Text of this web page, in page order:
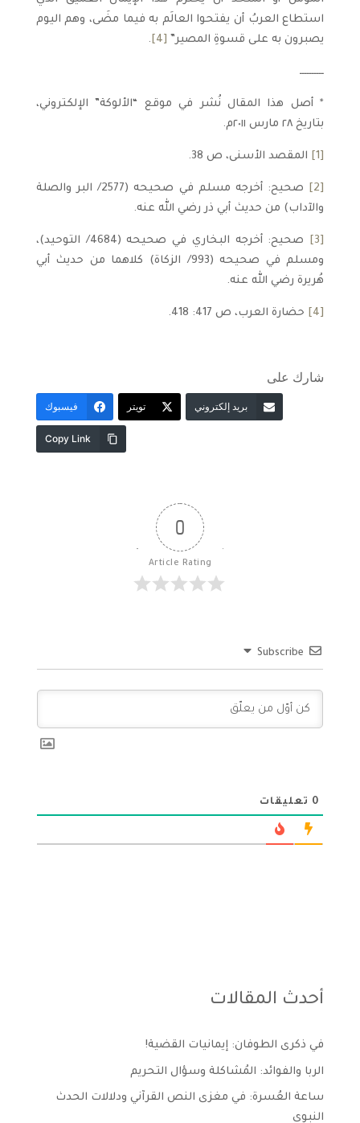
استطاع العربُ أن يفتحوا العالَم به فيما مضَى، وهم اليوم
يصبرون به على قسوةِ المصير” [4]
.
ــــــــــ
* أصل هذا المقال نُشر في موقع “الألوكة” الإلكتروني،
بتاريخ ٢٨ مارس ٢٠١١م.
[1] المقصد الأسنى، ص 38.
[2]
صحيح: أخرجه مسلم في صحيحه (2577/ البر والصلة
والآداب) من حديث أبي ذر رضي الله عنه.
[3]
صحيح: أخرجه البخاري في صحيحه (4684/ التوحيد)،
ومسلم في صحيحه (993/ الزكاة) كلاهما من حديث أبي
هُريرة رضي الله عنه.
[4] حضارة العرب، ص 417: 418.
شارك على
فيسبوك تويتر بريد إلكتروني
Copy Link
0
Article Rating
Subscribe
0 تعليقات
أحدث المقالات
في ذكرى الطوفان: إيمانيات القضية!
الربا والفوائد: المُشاكلة وسؤال التحريم
ساعة العُسرة: في مغزى النص القرآني ودلالات الحدث
النبوي